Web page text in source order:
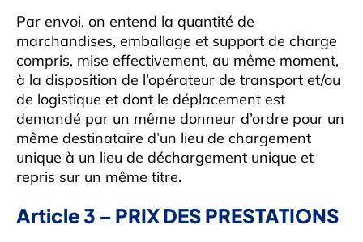
Par envoi, on entend la quantité de
marchandises, emballage et support de charge
compris, mise effectivement, au même moment,
à la disposition de l’opérateur de transport et/ou
de logistique et dont le déplacement est
demandé par un même donneur d’ordre pour un
même destinataire d’un lieu de chargement
unique à un lieu de déchargement unique et
repris sur un même titre.
Article 3 – PRIX DES PRESTATIONS